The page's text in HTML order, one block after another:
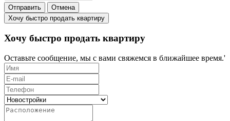
Отправить
Отмена
Хочу быстро продать квартиру
Хочу быстро продать квартиру
Оставьте сообщение, мы с вами свяжемся в ближайшее время.'